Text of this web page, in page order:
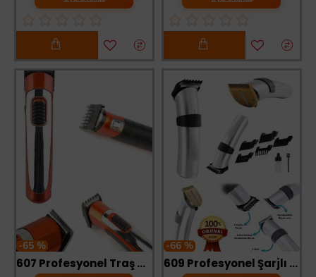
-65 %
607 Profesyonel Traş Makinesi Şarjlı Sakal Ense Tıraş Makinası
-66 %
609 Profesyonel Şarjlı Saç Sakal Kesme Tıraş Makinesi Erkek Tıraş Makine Seti